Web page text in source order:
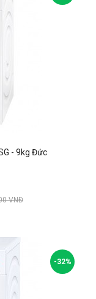
- 9kg Đức
VNĐ
-32%